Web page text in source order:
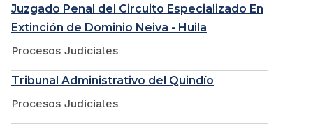
Juzgado Penal del Circuito Especializado En
Extinción de Dominio Neiva - Huila
Procesos Judiciales
Tribunal Administrativo del Quindío
Procesos Judiciales